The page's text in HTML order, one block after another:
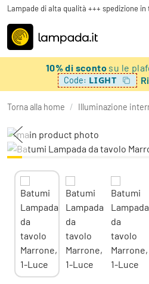
Lampade di alta qualità +++ spedizione
10% di sconto su le
Code: LIGHT
Torna alla home / Illuminazione